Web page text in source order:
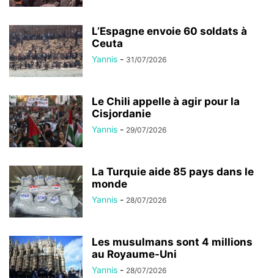
L’Espagne envoie 60 soldats à
Ceuta
Yannis - 31/07/2026
Le Chili appelle à agir pour la
Cisjordanie
Yannis - 29/07/2026
La Turquie aide 85 pays dans le
monde
Yannis - 28/07/2026
Les musulmans sont 4 millions
au Royaume-Uni
Yannis - 28/07/2026